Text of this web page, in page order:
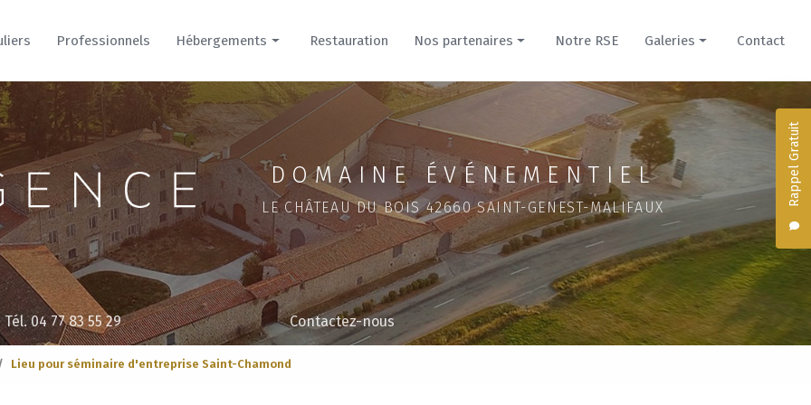
Rappel Gratuit
Professionnels Hébergements
Hôtel
Cour
Parc
Restauration Nos partenaires
Prestataires
Hébergements
Notre RSE Galeries
Nos créations culinaires
Hébergements du Domaine
Domaine de la Cour pour mariage
Évènement professionnel
Domaine du Parc pour mariage
Séminaire dans un château
Contact
DOMAINE ÉVÉNEMENTIEL
LE CHÂTEAU DU BOIS 42660 SAINT-GENEST-MALIFAUX
Tél. 04 77 83 55 29 Contactez-nous
Lieu pour séminaire d'entreprise Saint-Chamond